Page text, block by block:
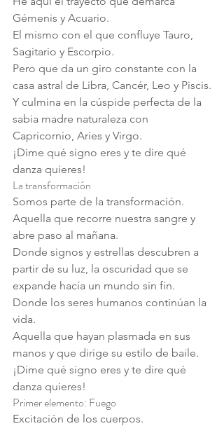
Gémenis y Acuario.
El mismo con el que confluye Tauro,
Sagitario y Escorpio.
Pero que da un giro constante con la
casa astral de Libra, Cancér, Leo y Piscis.
Y culmina en la cúspide perfecta de la
sabia madre naturaleza con
Capricornio, Aries y Virgo.
¡Dime qué signo eres y te dire qué
danza quieres!
La transformación
Somos parte de la transformación.
Aquella que recorre nuestra sangre y
abre paso al mañana.
Donde signos y estrellas descubren a
partir de su luz, la oscuridad que se
expande hacía un mundo sin fin.
Donde los seres humanos continúan la
vida.
Aquella que hayan plasmada en sus
manos y que dirige su estilo de baile.
¡Dime qué signo eres y te dire qué
danza quieres!
Primer elemento: Fuego
Excitación de los cuerpos.